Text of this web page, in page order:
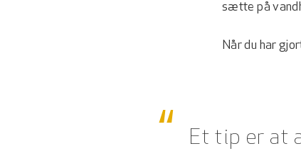
sætte på
Når du har
Et tip er at